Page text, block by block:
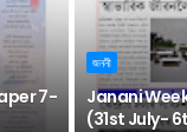
7-
জননী
Janani
(31st July-